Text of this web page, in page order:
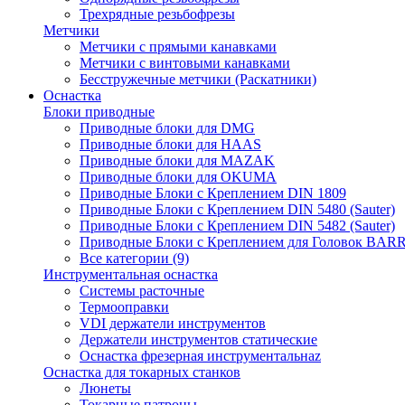
Трехрядные резьбофрезы
Метчики
Метчики с прямыми канавками
Метчики с винтовыми канавками
Бесстружечные метчики (Раскатники)
Оснастка
Блоки приводные
Приводные блоки для DMG
Приводные блоки для HAAS
Приводные блоки для MAZAK
Приводные блоки для OKUMA
Приводные Блоки с Креплением DIN 1809
Приводные Блоки с Креплением DIN 5480 (Sauter)
Приводные Блоки с Креплением DIN 5482 (Sauter)
Приводные Блоки с Креплением для Головок
Все категории (9)
Инструментальная оснастка
Системы расточные
Термооправки
VDI держатели инструментов
Держатели инструментов статические
Оснастка фрезерная инструментальнаz
Оснастка для токарных станков
Люнеты